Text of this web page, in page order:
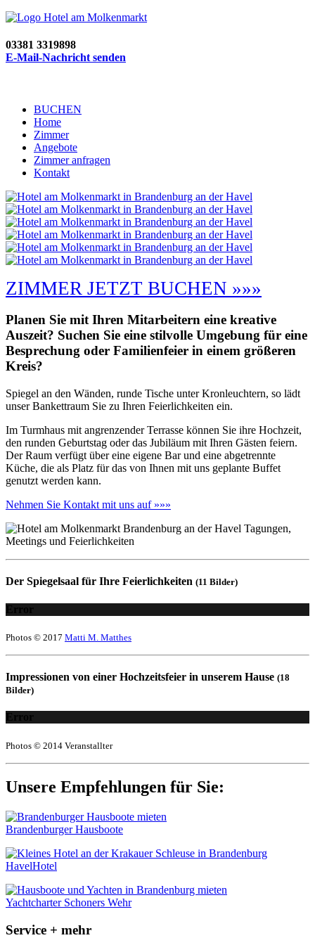
03381 3319898
E-Mail-Nachricht senden
BUCHEN
Home
Zimmer
Angebote
Zimmer anfragen
Kontakt
ZIMMER JETZT BUCHEN »»»
Planen Sie mit Ihren Mitarbeitern eine kreative
Auszeit? Suchen Sie eine stilvolle Umgebung für eine
Besprechung oder Familienfeier in einem größeren
Kreis?
Spiegel an den Wänden, runde Tische unter Kronleuchtern, so lädt
unser Bankettraum Sie zu Ihren Feierlichkeiten ein.
Im Turmhaus mit angrenzender Terrasse können Sie ihre Hochzeit,
den runden Geburtstag oder das Jubiläum mit Ihren Gästen feiern.
Der Raum verfügt über eine eigene Bar und eine abgetrennte
Küche, die als Platz für das von Ihnen mit uns geplante Buffet
genutzt werden kann.
Nehmen Sie Kontakt mit uns auf »»»
Der Spiegelsaal für Ihre Feierlichkeiten (11 Bilder)
Error
Photos © 2017 Matti M. Matthes
Impressionen von einer Hochzeitsfeier in unserem Hause (18
Bilder)
Error
Photos © 2014 Veranstallter
Unsere Empfehlungen für Sie:
Brandenburger Hausboote
HavelHotel
Yachtcharter Schoners Wehr
Service + mehr